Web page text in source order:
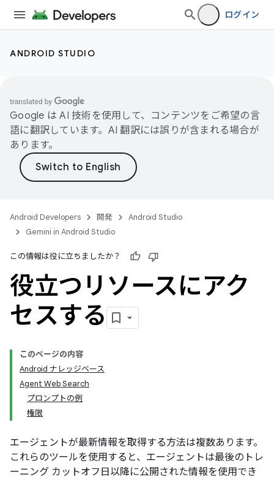
ログイン
ANDROID STUDIO
Google は AI 技術を使用して、コンテンツをご希望の言
語に翻訳しています。AI 翻訳には誤りが含まれる場合が
あります。
Android Developers 開発
Android Studio
Gemini in Android Studio
この情報は役に立ちましたか？
役立つリソースにアク
セスする
このページの内容
Android ナレッジベース
Agent Web Search
プロンプトの例
権限
エージェントが最新情報を取得する方法は複数あります。
これらのツールを使用すると、エージェントは最後のトレ
ーニング カットオフ日以降に公開された情報を使用でき